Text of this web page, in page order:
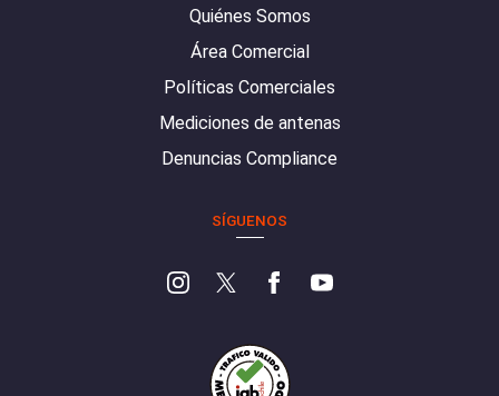
Quiénes Somos
Área Comercial
Políticas Comerciales
Mediciones de antenas
Denuncias Compliance
SÍGUENOS